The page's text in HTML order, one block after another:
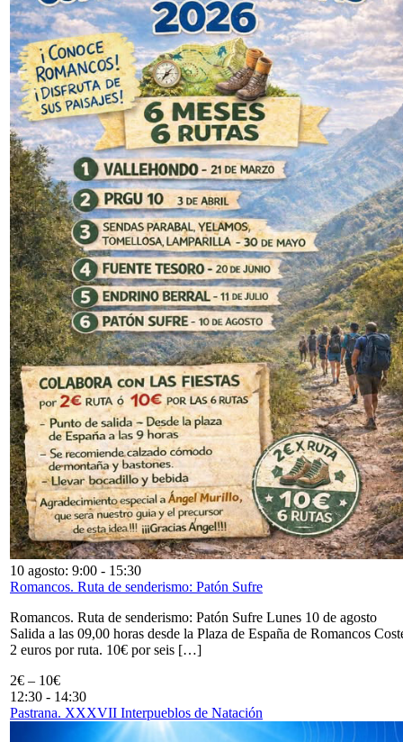
10 agosto: 9:00 - 15:30
Romancos. Ruta de senderismo: Patón Sufre
Romancos. Ruta de senderismo: Patón Sufre Lunes 10 de agosto
Salida a las 09,00 horas desde la Plaza de España de Romancos
2 euros por ruta. 10€ por seis […]
2€ – 10€
12:30 - 14:30
Pastrana. XXXVII Interpueblos de Natación